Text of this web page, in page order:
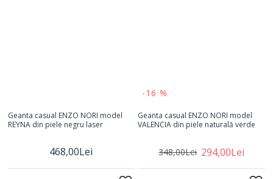
Geanta casual ENZO NORI model
REYNA din piele negru laser
468,00Lei
-16 %
Geanta casual ENZO NORI model
VALENCIA din piele naturală verde
294,00Lei
348,00Lei